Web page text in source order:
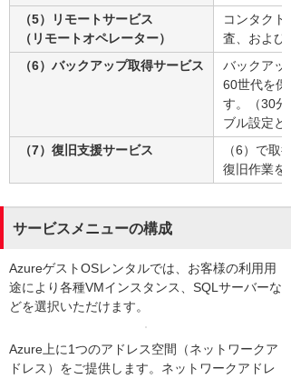
（5）リモートサービス
（リモートオペレーター）
コンタク
査、および
（6）バックアップ取得サービス
バックアッ
60世代を
す。（30
ブル設定と
（7）復旧支援サービス
（6）で取
復旧作業を
サービスメニューの構成
AzureゲストOSレンタルでは、お客様の利用用
途により各種VMインスタンス、SQLサーバーな
どを選択いただけます。
Azure上に1つのアドレス空間（ネットワークア
ドレス）をご提供します。ネットワークアドレ